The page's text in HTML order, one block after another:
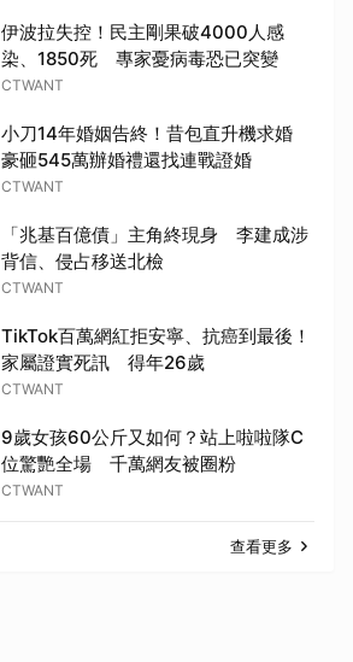
伊波拉失控！民主剛果破4000人感
染、1850死 專家憂病毒恐已突變
CTWANT
小刀14年婚姻告終！昔包直升機求婚
豪砸545萬辦婚禮還找連戰證婚
CTWANT
「兆基百億債」主角終現身 李建成涉
背信、侵占移送北檢
CTWANT
TikTok百萬網紅拒安寧、抗癌到最後！
家屬證實死訊 得年26歲
CTWANT
9歲女孩60公斤又如何？站上啦啦隊C
位驚艷全場 千萬網友被圈粉
CTWANT
查看更多